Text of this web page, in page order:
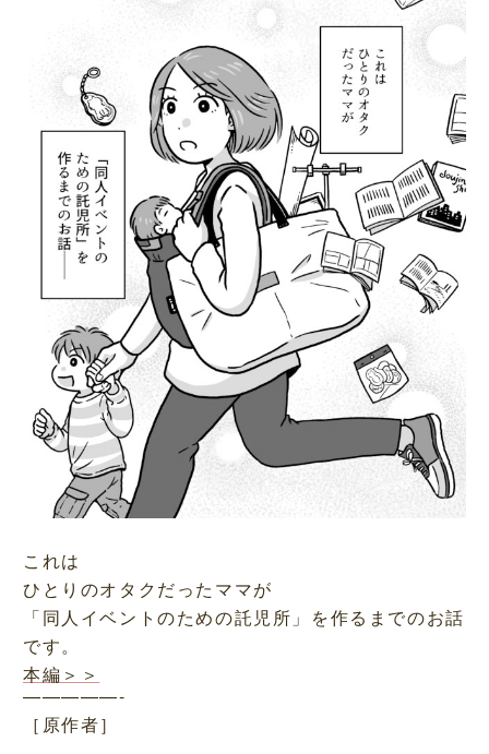
これは
ひとりのオタクだったママが
「同人イベントのための託児所」を作るまでのお話
です。
本編＞＞
—————-
［原作者］